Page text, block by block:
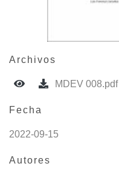
Archivos
MDEV 008.pdf
Fecha
2022-09-15
Autores